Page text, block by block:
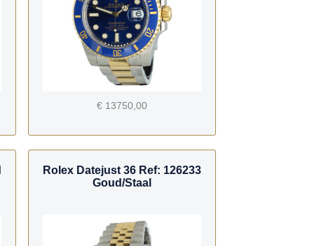
€ 13750,00
Rolex Datejust 36 Ref: 126233
Goud/Staal